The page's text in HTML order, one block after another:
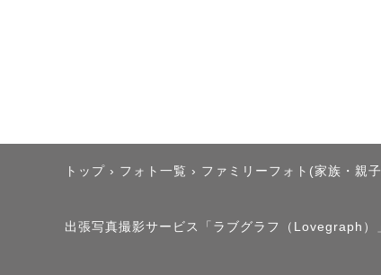
あり撮
トップ › フォト一覧 › ファミリーフォト(家族・親
出張写真撮影サービス「ラブグラフ（Lovegraph